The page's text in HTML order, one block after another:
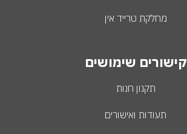
מחלקת טרייד אין
קישורים שימושים
תקנון חנות
תעודות ואישורים